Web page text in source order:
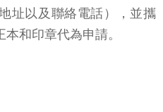
址以及聯絡電話），並攜
和印章代為申請。